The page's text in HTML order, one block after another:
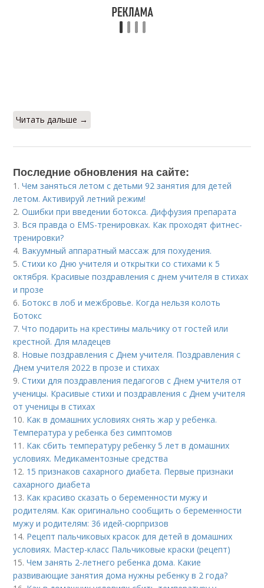
Читать дальше →
Последние обновления на сайте:
1.Чем заняться летом с детьми 92 занятия для детей
летом. Активируй летний режим!
2.Ошибки при введении ботокса. Диффузия препарата
3. Вся правда о EMS-тренировках. Как проходят фитнес-
тренировки?
4. Вакуумный аппаратный массаж для похудения.
5.Стихи ко Дню учителя и открытки со стихами к 5
октября. Красивые поздравления с днем учителя в стихах
и прозе
6. Ботокс в лоб и межбровье. Когда нельзя колоть
Ботокс
7.Что подарить на крестины мальчику от гостей или
крестной. Для младецев
8. Новые поздравления с Днем учителя. Поздравления с
Днем учителя 2022 в прозе и стихах
9.Стихи для поздравления педагогов с Днем учителя от
ученицы. Красивые стихи и поздравления с Днем учителя
от ученицы в стихах
10. Как в домашних условиях снять жар у ребенка.
Температура у ребенка без симптомов
11. Как сбить температуру ребенку 5 лет в домашних
условиях. Медикаментозные средства
12. 15 признаков сахарного диабета. Первые признаки
сахарного диабета
13. Как красиво сказать о беременности мужу и
родителям. Как оригинально сообщить о беременности
мужу и родителям: 36 идей-сюрпризов
14. Рецепт пальчиковых красок для детей в домашних
условиях. Мастер-класс Пальчиковые краски (рецепт)
15.Чем занять 2-летнего ребенка дома. Какие
развивающие занятия дома нужны ребенку в 2 года?